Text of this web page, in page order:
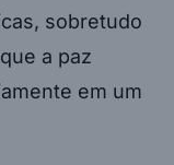
sobretudo
a paz
em um